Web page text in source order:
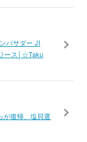
バサダー JI
ース│☆Taku
が復帰、塩貝選